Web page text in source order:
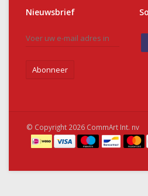
Nieuwsbrief
Abonneer
© Copyright 2026 CommArt Int. nv